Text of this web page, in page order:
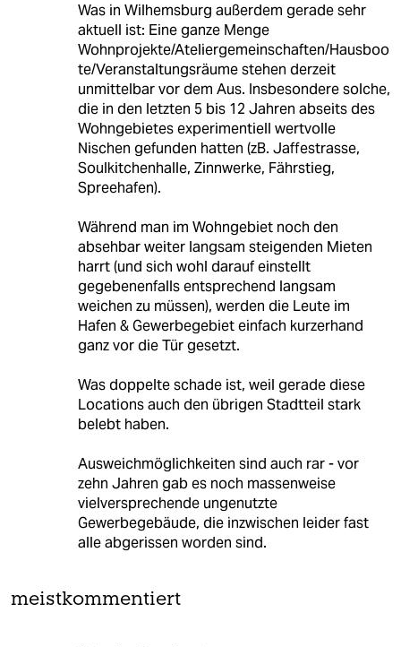
Was in Wilhemsburg außerdem gerade sehr
aktuell ist: Eine ganze Menge
Wohnprojekte/Ateliergemeinschaften/Hausboo
te/Veranstaltungsräume stehen derzeit
unmittelbar vor dem Aus. Insbesondere solche,
die in den letzten 5 bis 12 Jahren abseits des
Wohngebietes experimentiell wertvolle
Nischen gefunden hatten (zB. Jaffestrasse,
Soulkitchenhalle, Zinnwerke, Fährstieg,
Spreehafen).
Während man im Wohngebiet noch den
absehbar weiter langsam steigenden Mieten
harrt (und sich wohl darauf einstellt
gegebenenfalls entsprechend langsam
weichen zu müssen), werden die Leute im
Hafen & Gewerbegebiet einfach kurzerhand
ganz vor die Tür gesetzt.
Was doppelte schade ist, weil gerade diese
Locations auch den übrigen Stadtteil stark
belebt haben.
Ausweichmöglichkeiten sind auch rar - vor
zehn Jahren gab es noch massenweise
vielversprechende ungenutzte
Gewerbegebäude, die inzwischen leider fast
alle abgerissen worden sind.
meistkommentiert